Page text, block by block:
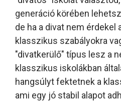
generáció körében
de ha a divat nem érdekel
klasszikus szabályokra
"divatkerülő" típus lesz a
klasszikus iskolákban
hangsúlyt fektetnek a
ami egy jó stabil alapot